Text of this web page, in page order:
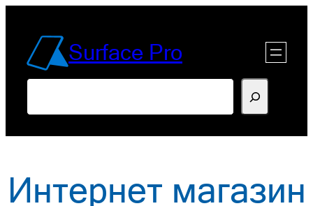
содержимомуSurface Pro
Интернет магазин